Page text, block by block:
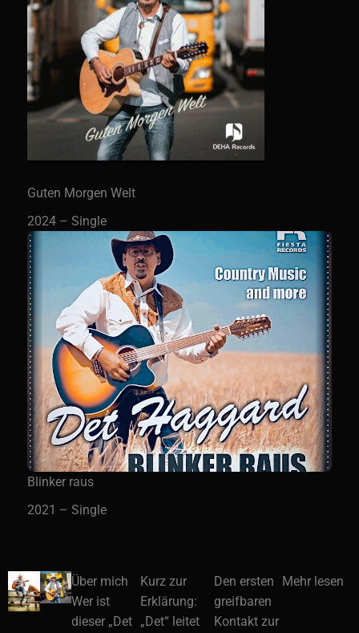
Guten Morgen Welt
2024 – Single
Blinker raus
2021 – Single
Über mich
Wer ist
dieser „Det
Kurz zur
Erklärung:
„Det“ leitet
Den ersten
greifbaren
Kontakt zur
Mehr lesen